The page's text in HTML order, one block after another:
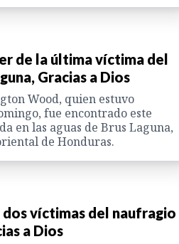
de la última víctima del
Gracias a Dios
Wood, quien estuvo
fue encontrado este
en las aguas de Brus Laguna,
de Honduras.
víctimas del naufragio
a Dios